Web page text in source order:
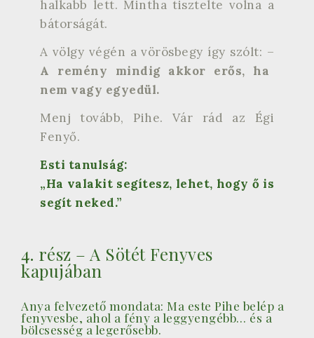
halkabb lett. Mintha tisztelte volna a
bátorságát.
A völgy végén a vörösbegy így szólt: –
A remény mindig akkor erős, ha
nem vagy egyedül.
Menj tovább, Pihe. Vár rád az Égi
Fenyő.
Esti tanulság:
„Ha valakit segítesz, lehet, hogy ő is
segít neked.”
4. rész – A Sötét Fenyves
kapujában
Anya felvezető mondata: Ma este Pihe belép a
fenyvesbe, ahol a fény a leggyengébb… és a
bölcsesség a legerősebb.